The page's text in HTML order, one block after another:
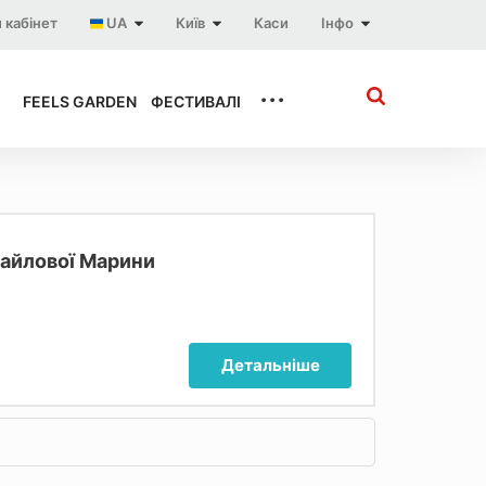
Інфо
Каси
Київ
UA
FEELS GARDEN ФЕСТИВАЛІ ...
Марини
Детальніше